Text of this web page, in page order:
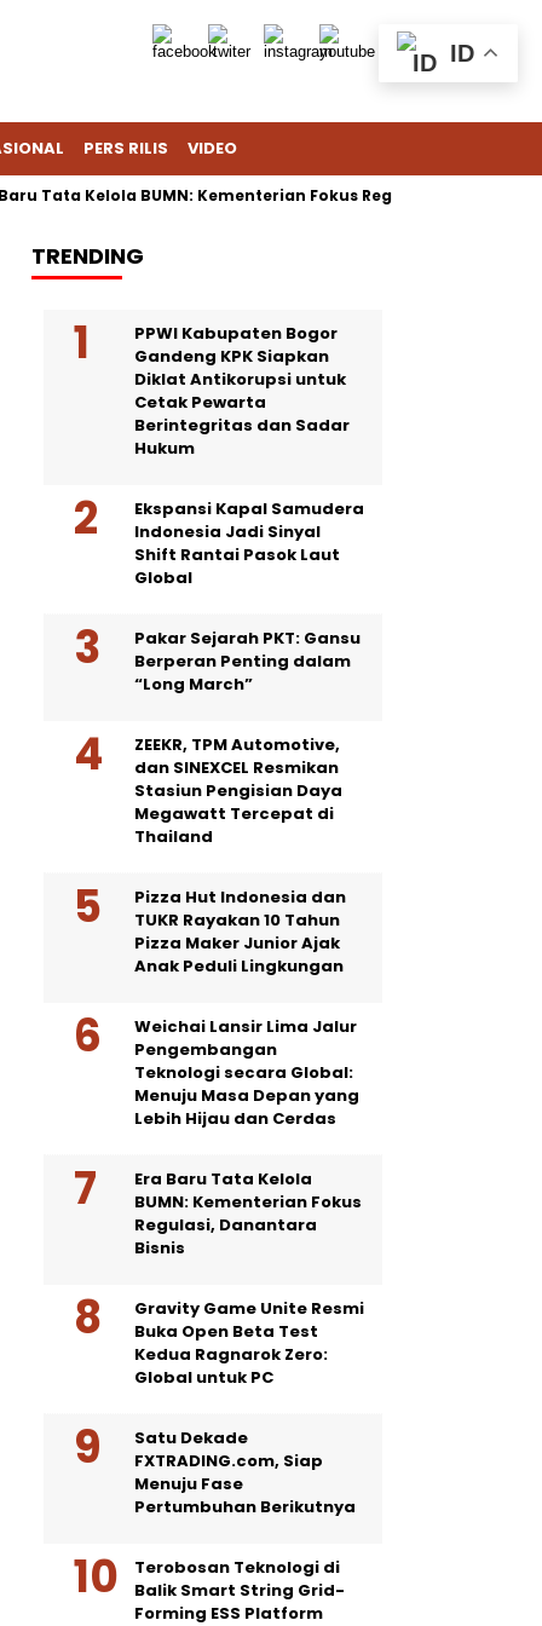
PERS RILIS VIDEO
Kelola BUMN: Kementerian Fokus Regulasi, Danantara Bisnis
TRENDING
PPWI Kabupaten Bogor
Gandeng KPK Siapkan
Diklat Antikorupsi untuk
Cetak Pewarta
Berintegritas dan Sadar
Hukum
Ekspansi Kapal Samudera
Indonesia Jadi Sinyal
Shift Rantai Pasok Laut
Global
Pakar Sejarah PKT: Gansu
Berperan Penting dalam
“Long March”
ZEEKR, TPM Automotive,
dan SINEXCEL Resmikan
Stasiun Pengisian Daya
Megawatt Tercepat di
Thailand
Pizza Hut Indonesia dan
TUKR Rayakan 10 Tahun
Pizza Maker Junior Ajak
Anak Peduli Lingkungan
Weichai Lansir Lima Jalur
Pengembangan
Teknologi secara Global:
Menuju Masa Depan yang
Lebih Hijau dan Cerdas
Era Baru Tata Kelola
BUMN: Kementerian Fokus
Regulasi, Danantara
Bisnis
Gravity Game Unite Resmi
Buka Open Beta Test
Kedua Ragnarok Zero:
Global untuk PC
Satu Dekade
FXTRADING.com, Siap
Menuju Fase
Pertumbuhan Berikutnya
Terobosan Teknologi di
Balik Smart String Grid-
Forming ESS Platform
ID